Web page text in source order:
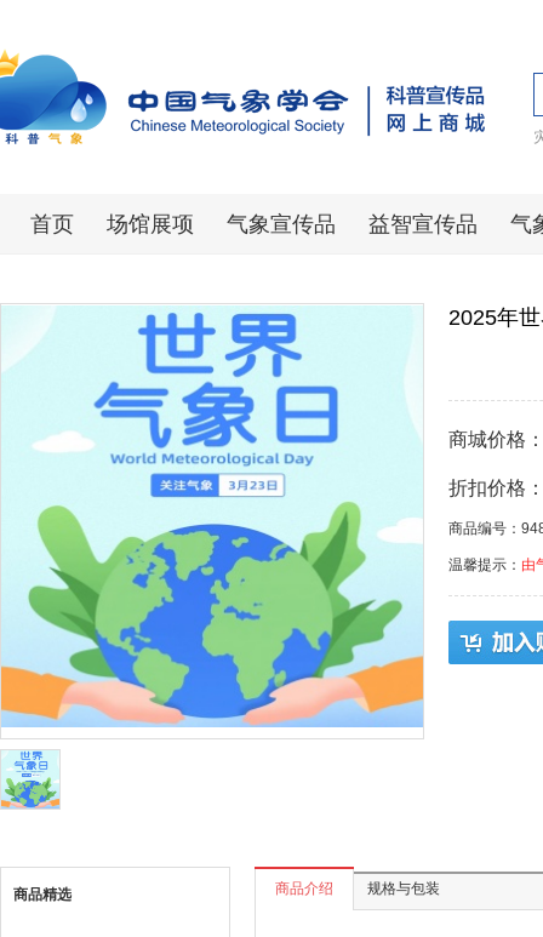
首页 场馆展项 气象宣传品 益智宣传品 气
2025年
商城价格
折扣价格
商品编号：
温馨提示： 由
商品精选 商品介绍 规格与包装